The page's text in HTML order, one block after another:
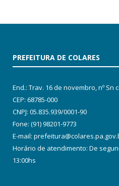
PREFEITURA DE COLARES
End.: Trav. 16 de novembro, nº Sn
CEP: 68785-000
CNPJ: 05.835.939/0001-90
Fone: (91) 98201-9773
E-mail:
Horário de atendimento: De
13:00hs